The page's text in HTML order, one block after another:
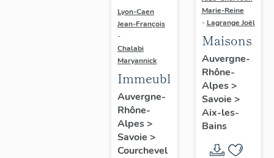
Lyon-Caen
Jean-François
-
Chalabi
Maryannick
Immeubles
Auvergne-
Rhône-
Alpes>
Savoie >
Courchevel
Marie-Reine
- Lagrange Joël
Maisons
Auvergne-
Rhône-
Alpes>
Savoie >
Aix-les-
Bains